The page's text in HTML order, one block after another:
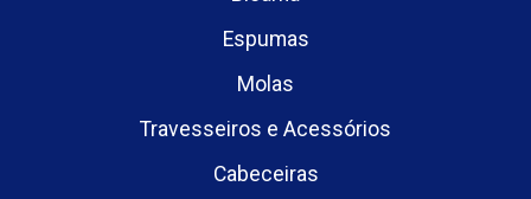
Espumas
Molas
Travesseiros e Acessórios
Cabeceiras